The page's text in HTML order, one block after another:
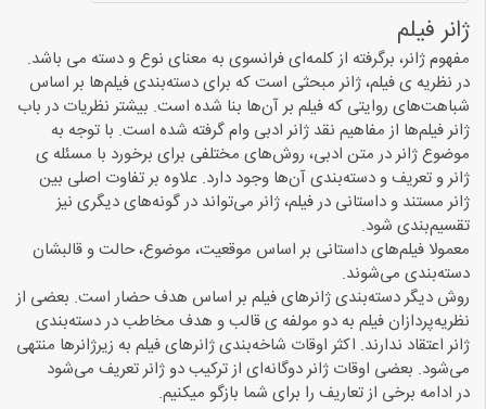
ژانر فیلم
مفهوم ژانر، برگرفته از کلمه‌ای فرانسوی به معنای نوع و دسته می باشد.
در نظریه ی فیلم، ژانر مبحثی است که برای دسته‌بندی فیلم‌ها بر اساس
شباهت‌های روایتی که فیلم بر آن‌ها بنا شده است. بیشتر نظریات در باب
ژانر فیلم‌ها از مفاهیم نقد ژانر ادبی وام گرفته شده است. با توجه به
موضوع ژانر در متن ادبی، روش‌های مختلفی برای برخورد با مسئله ی
ژانر و تعریف و دسته‌بندی آن‌ها وجود دارد. علاوه بر تفاوت اصلی بین
ژانر مستند و داستانی در فیلم، ژانر می‌تواند در گونه‌های دیگری نیز
تقسیم‌بندی شود.
معمولا فیلم‌های داستانی بر اساس موقعیت، موضوع، حالت و قالبشان
دسته‌بندی می‌شوند.
روش دیگر دسته‌بندی ژانرهای فیلم بر اساس هدف حضار است. بعضی از
نظریه‌پردازان فیلم به دو مولفه ی قالب و هدف مخاطب در دسته‌بندی
ژانر اعتقاد ندارند. اکثر اوقات شاخه‌بندی ژانرهای فیلم به زیرژانرها منتهی
می‌شود. بعضی اوقات ژانر دوگانه‌ای از ترکیب دو ژانر تعریف می‌شود
در ادامه برخی از تعاریف را برای شما بازگو میکنیم.